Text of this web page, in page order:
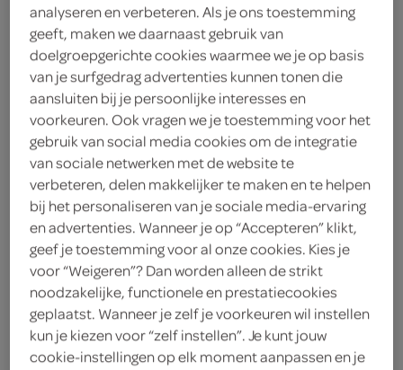
Let op: aanbiedingen zijn niet zichtbaar bij de
producten, maar worden wél automatisch
verwerkt in de winkelmand.
Proef de smaak van eigen bodem met Spar
kipfiletschnitzel!
Vers bereide kipschnitzel
Verpakt in handige tray
analyseren en verbeteren. Als je ons toestemming
geeft, maken we daarnaast gebruik van
doelgroepgerichte cookies waarmee we je op basis
van je surfgedrag advertenties kunnen tonen die
aansluiten bij je persoonlijke interesses en
voorkeuren. Ook vragen we je toestemming voor het
gebruik van social media cookies om de integratie
van sociale netwerken met de website te
verbeteren, delen makkelijker te maken en te helpen
bij het personaliseren van je sociale media-ervaring
en advertenties. Wanneer je op “Accepteren” klikt,
geef je toestemming voor al onze cookies. Kies je
voor “Weigeren”? Dan worden alleen de strikt
noodzakelijke, functionele en prestatiecookies
geplaatst. Wanneer je zelf je voorkeuren wil instellen
kun je kiezen voor “zelf instellen”. Je kunt jouw
cookie-instellingen op elk moment aanpassen en je